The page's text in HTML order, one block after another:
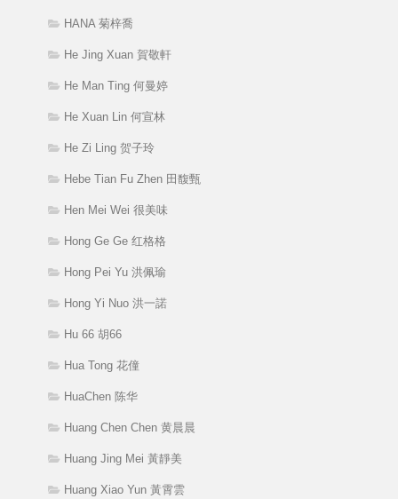
HANA 菊梓喬
He Jing Xuan 賀敬軒
He Man Ting 何曼婷
He Xuan Lin 何宣林
He Zi Ling 贺子玲
Hebe Tian Fu Zhen 田馥甄
Hen Mei Wei 很美味
Hong Ge Ge 红格格
Hong Pei Yu 洪佩瑜
Hong Yi Nuo 洪一諾
Hu 66 胡66
Hua Tong 花僮
HuaChen 陈华
Huang Chen Chen 黄晨晨
Huang Jing Mei 黃靜美
Huang Xiao Yun 黃霄雲